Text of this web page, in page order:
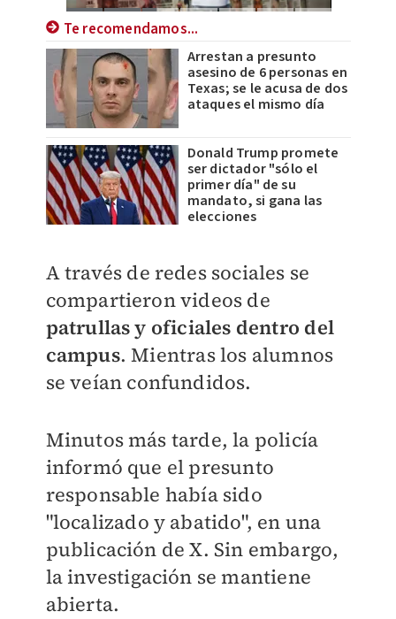
Te recomendamos...
Arrestan a presunto
asesino de 6 personas en
Texas; se le acusa de dos
ataques el mismo día
Donald Trump promete
ser dictador "sólo el
primer día" de su
mandato, si gana las
elecciones
A través de redes sociales se
compartieron videos de
patrullas y oficiales dentro del
campus. Mientras los alumnos
se veían confundidos.
Minutos más tarde, la policía
informó que el presunto
responsable había sido
"localizado y abatido", en una
publicación de X. Sin embargo,
la investigación se mantiene
abierta.